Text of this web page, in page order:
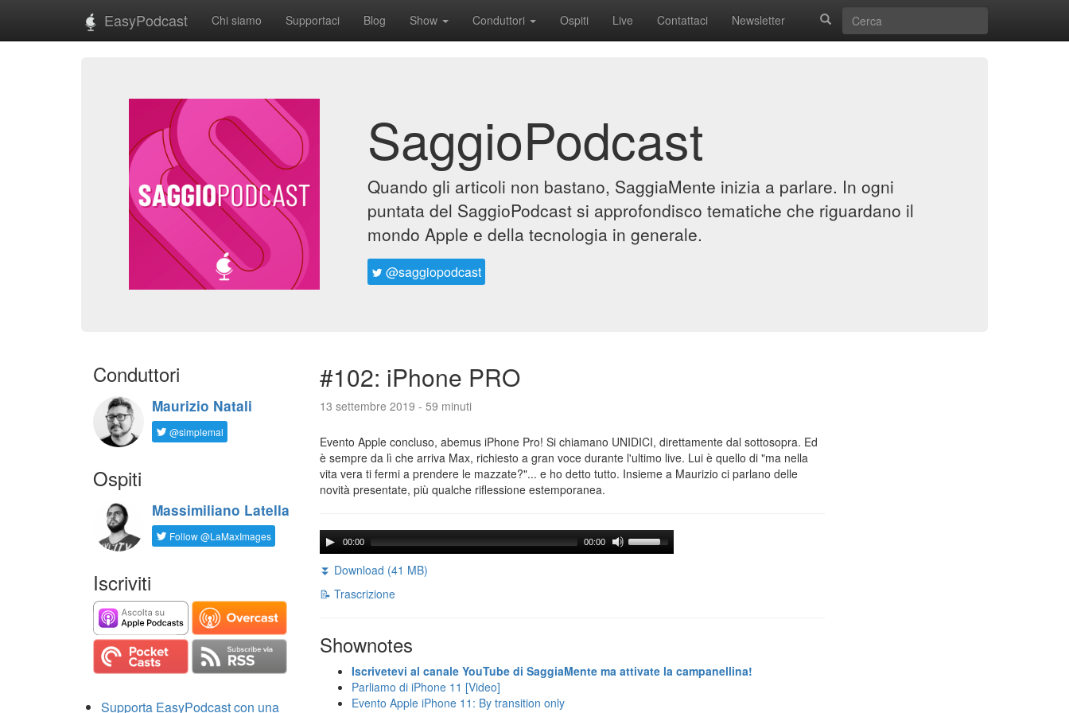
EasyPodcast Chi siamo Supportaci Blog Show Conduttori Ospiti Live Contattaci Newsletter
SaggioPodcast
Quando gli articoli non bastano, SaggiaMente inizia a parlare. In ogni
puntata del SaggioPodcast si approfondisco tematiche che riguardano il
mondo Apple e della tecnologia in generale.
@saggiopodcast
Conduttori
Maurizio Natali
@simplemal
Ospiti
Massimiliano Latella
Follow @LaMaxImages
Iscriviti
Supporta EasyPodcast con una
#102: iPhone PRO
13 settembre 2019 - 59 minuti
Evento Apple concluso, abemus iPhone Pro! Si chiamano UNIDICI, direttamente dal sottosopra. Ed
è sempre da lì che arriva Max, richiesto a gran voce durante l'ultimo live. Lui è quello di "ma nella
vita vera ti fermi a prendere le mazzate?"... e ho detto tutto. Insieme a Maurizio ci parlano delle
novità presentate, più qualche riflessione estemporanea.
00:00 00:00
⏬ Download (41 MB)
📝 Trascrizione
Shownotes
Iscrivetevi al canale YouTube di SaggiaMente ma attivate la campanellina!
Parliamo di iPhone 11 [Video]
Evento Apple iPhone 11: By transition only